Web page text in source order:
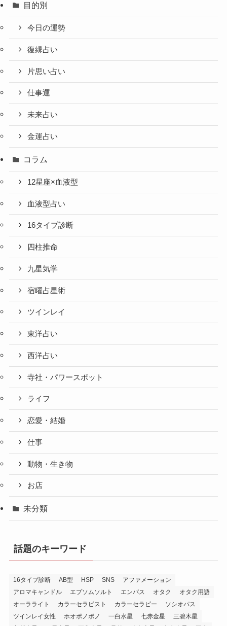
目的別
今日の運勢
復縁占い
片思い占い
仕事運
未来占い
金運占い
コラム
12星座×血液型
血液型占い
16タイプ診断
四柱推命
九星気学
宿曜占星術
ツインレイ
東洋占い
西洋占い
寺社・パワースポット
ライフ
恋愛・結婚
仕事
動物・生き物
お店
未分類
話題のキーワード
16タイプ診断 AB型 HSP SNS
アファメーション
アロマキャンドル
エプソムソルト エンパス オタク
オタク用語
オーラライト
カラーセラピスト カラーセラピー
ソシオパス
ツインレイ女性
ホオポノポノ 一白水星 七赤金星
三碧木星